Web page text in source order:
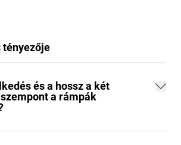
tényezője
és a hossz a két
a rámpák